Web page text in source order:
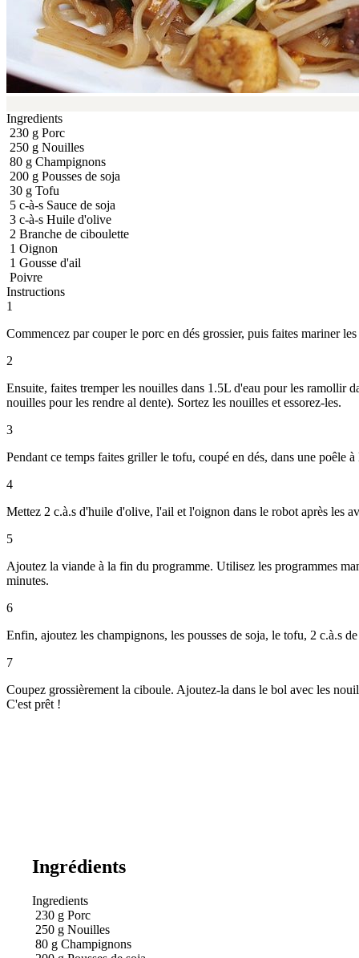
Ingredients
230 g Porc
250 g Nouilles
80 g Champignons
200 g Pousses de soja
30 g Tofu
5 c-à-s Sauce de soja
3 c-à-s Huile d'olive
2 Branche de ciboulette
1 Oignon
1 Gousse d'ail
Poivre
Instructions
1
Commencez par couper le porc en dés grossier, puis faites mariner
2
Ensuite, faites tremper les nouilles dans 1.5L d'eau pour les ramollir
nouilles pour les rendre al dente). Sortez les nouilles et essorez-les.
3
Pendant ce temps faites griller le tofu, coupé en dés, dans une poêle
4
Mettez 2 c.à.s d'huile d'olive, l'ail et l'oignon dans le robot après les
5
Ajoutez la viande à la fin du programme. Utilisez les programmes
minutes.
6
Enfin, ajoutez les champignons, les pousses de soja, le tofu, 2 c.à.s
7
Coupez grossièrement la ciboule. Ajoutez-la dans le bol avec les
C'est prêt !
Ingrédients
Ingredients
230 g Porc
250 g Nouilles
80 g Champignons